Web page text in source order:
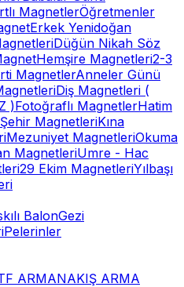
MagnetlerÖğretmenler
Erkek Yenidoğan
Düğün Nikah Söz
Hemşire Magnetleri2-3
MagnetlerAnneler Günü
Diş Magnetleri (
)Fotoğraflı MagnetlerHatim
Şehir MagnetleriKına
Mezuniyet MagnetleriOkuma
MagnetleriUmre - Hac
29 Ekim MagnetleriYılbaşı
BalonGezi
Pelerinler
ARMANAKIŞ ARMA